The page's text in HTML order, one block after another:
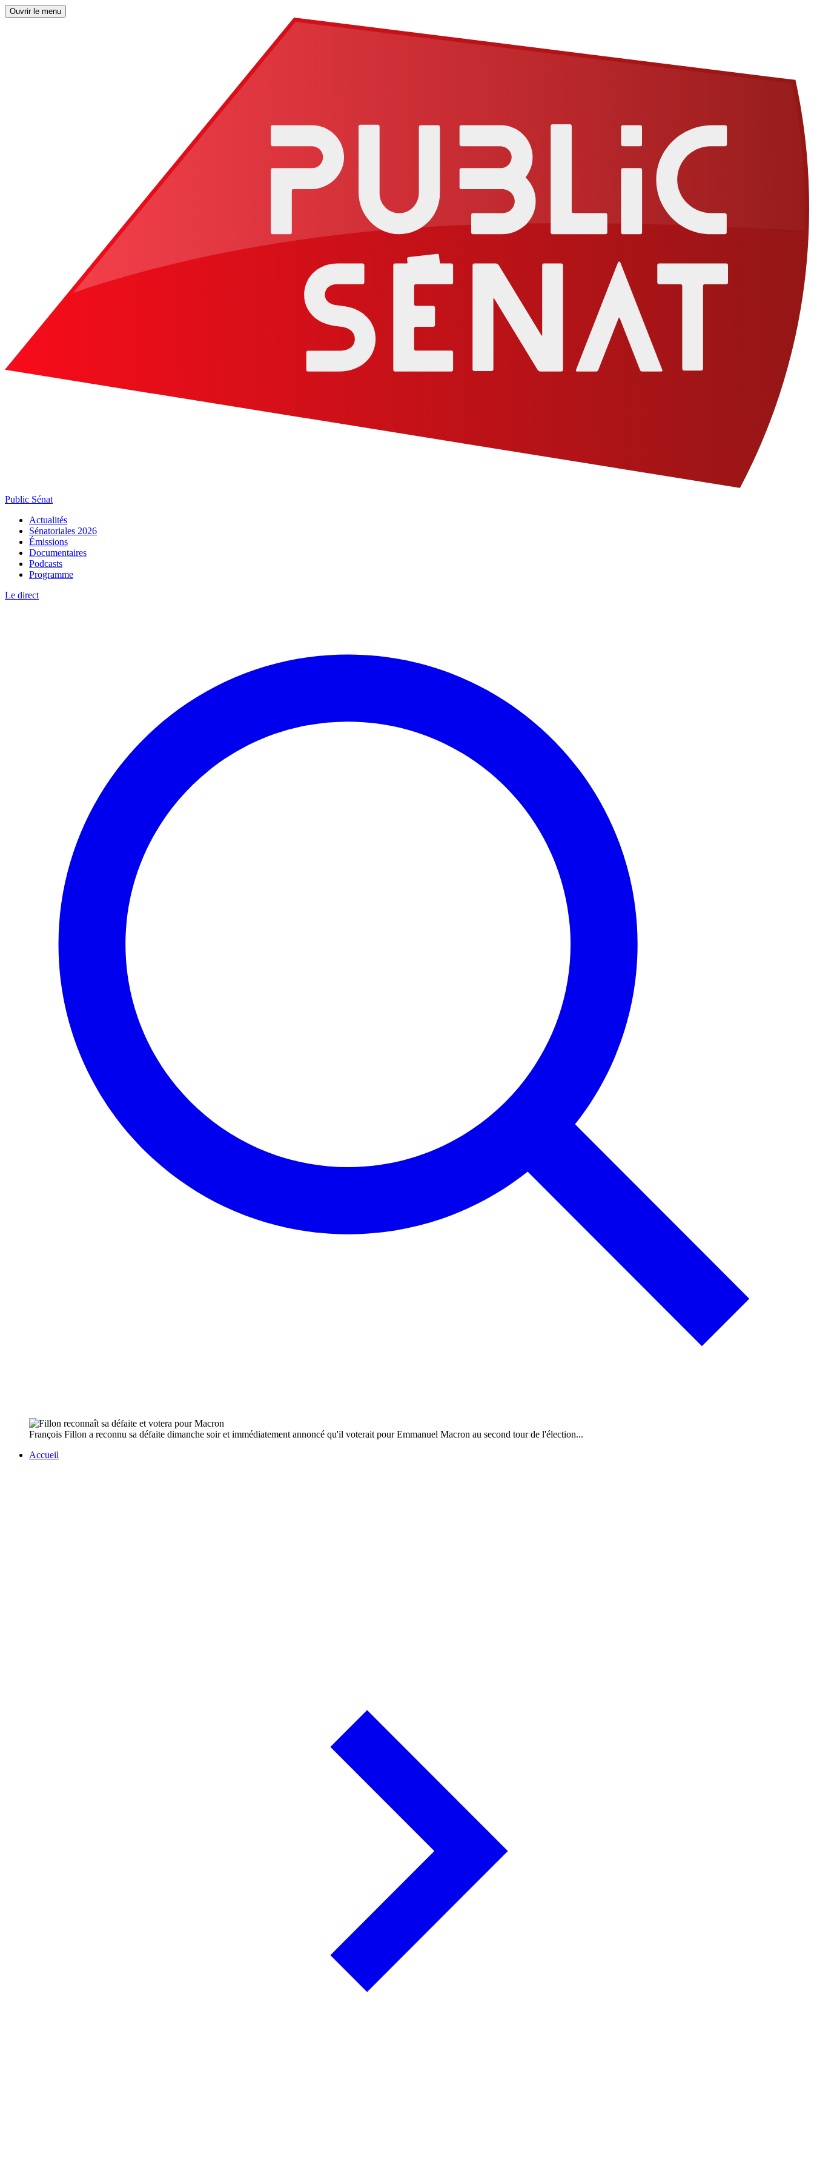
Ouvrir le menu
Public Sénat
Actualités
Sénatoriales 2026
Émissions
Documentaires
Podcasts
Programme
Le direct
François Fillon a reconnu sa défaite dimanche soir et immédiatement annoncé qu'il voterait pour Emmanuel Macron au second tour de l'élection...
Accueil